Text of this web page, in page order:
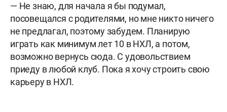
— Не знаю, для начала я бы подумал,
посовещался с родителями, но мне никто ничего
не предлагал, поэтому забудем. Планирую
играть как минимум лет 10 в НХЛ, а потом,
возможно вернусь сюда. С удовольствием
приеду в любой клуб. Пока я хочу строить свою
карьеру в НХЛ.